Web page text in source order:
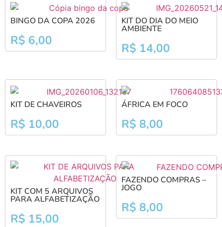
BINGO DA COPA 2026
R$ 6,00
KIT DO DIA DO MEIO
AMBIENTE
R$ 14,00
KIT DE CHAVEIROS
R$ 10,00
ÁFRICA EM FOCO
R$ 8,00
KIT COM 5 ARQUIVOS
PARA ALFABETIZAÇÃO
R$ 15,00
FAZENDO COMPRAS –
JOGO
R$ 8,00